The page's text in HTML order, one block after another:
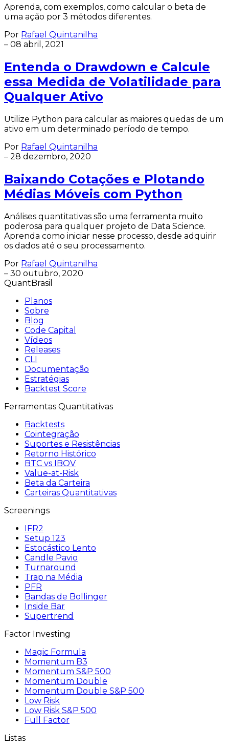
Aprenda, com exemplos, como calcular o beta de
uma ação por 3 métodos diferentes.
Por Rafael Quintanilha
– 08 abril, 2021
Entenda o Drawdown e Calcule
essa Medida de Volatilidade para
Qualquer Ativo
Utilize Python para calcular as maiores quedas de um
ativo em um determinado período de tempo.
Por Rafael Quintanilha
– 28 dezembro, 2020
Baixando Cotações e Plotando
Médias Móveis com Python
Análises quantitativas são uma ferramenta muito
poderosa para qualquer projeto de Data Science.
Aprenda como iniciar nesse processo, desde adquirir
os dados até o seu processamento.
Por Rafael Quintanilha
– 30 outubro, 2020
QuantBrasil
Planos
Sobre
Blog
Code Capital
Vídeos
Releases
CLI
Documentação
Estratégias
Backtest Score
Ferramentas Quantitativas
Backtests
Cointegração
Suportes e Resistências
Retorno Histórico
BTC vs IBOV
Value-at-Risk
Beta da Carteira
Carteiras Quantitativas
Screenings
IFR2
Setup 123
Estocástico Lento
Candle Pavio
Turnaround
Trap na Média
PFR
Bandas de Bollinger
Inside Bar
Supertrend
Factor Investing
Magic Formula
Momentum B3
Momentum S&P 500
Momentum Double
Momentum Double S&P 500
Low Risk
Low Risk S&P 500
Full Factor
Listas